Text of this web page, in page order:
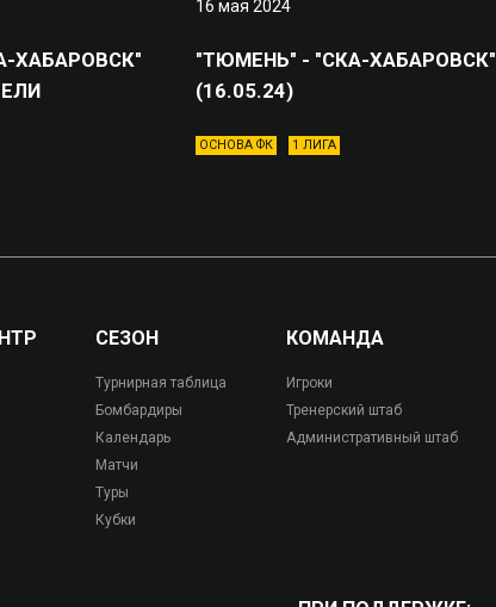
ХАБАРОВСК"
16 мая 2024
"ТЮМЕНЬ" - "СКА-ХАБАРОВСК"
(16.05.24)
ОСНОВА ФК 1 ЛИГА
СЕЗОН
Турнирная таблица
Бомбардиры
Календарь
Матчи
Туры
Кубки
КОМАНДА
Игроки
Тренерский штаб
Административный штаб